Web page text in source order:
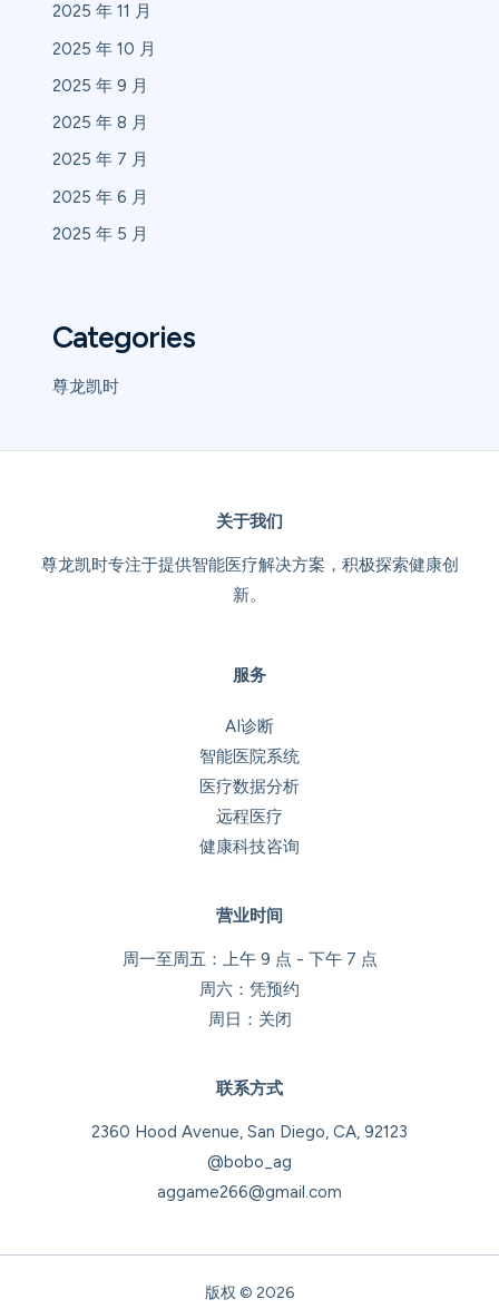
2025 年 11 月
2025 年 10 月
2025 年 9 月
2025 年 8 月
2025 年 7 月
2025 年 6 月
2025 年 5 月
Categories
尊龙凯时
关于我们
尊龙凯时专注于提供智能医疗解决方案，积极探索健康创
新。
服务
AI诊断
智能医院系统
医疗数据分析
远程医疗
健康科技咨询
营业时间
周一至周五：上午 9 点 - 下午 7 点
周六：凭预约
周日：关闭
联系方式
2360 Hood Avenue, San Diego, CA, 92123
@bobo_ag
aggame266@gmail.com
版权 © 2026